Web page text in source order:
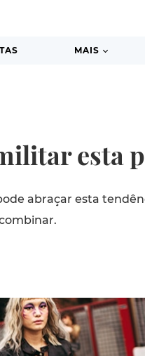
MAIS
esta
abraçar esta